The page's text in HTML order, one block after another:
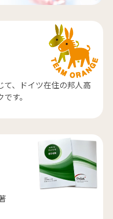
て、ドイツ在住の邦人高
す。